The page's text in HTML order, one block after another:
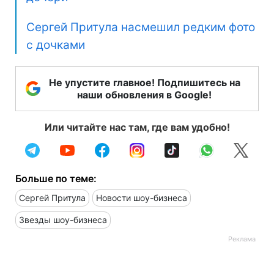
Сергей Притула насмешил редким фото
с дочками
Не упустите главное! Подпишитесь на
наши обновления в Google!
Или читайте нас там, где вам удобно!
Больше по теме:
Сергей Притула Новости шоу-бизнеса
Звезды шоу-бизнеса